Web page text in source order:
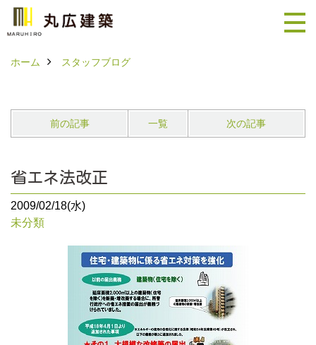
ホーム スタッフブログ
前の記事 一覧 次の記事
省エネ法改正
2009/02/18(水)
未分類